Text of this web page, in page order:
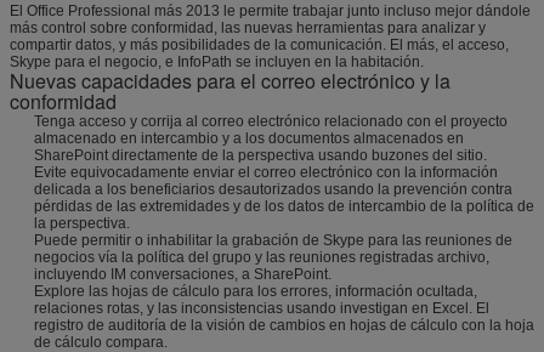
El Office Professional más 2013 le permite trabajar junto incluso mejor dándole
más control sobre conformidad, las nuevas herramientas para analizar y
compartir datos, y más posibilidades de la comunicación. El más, el acceso,
Skype para el negocio, e InfoPath se incluyen en la habitación.
Nuevas capacidades para el correo electrónico y la
conformidad
Tenga acceso y corrija al correo electrónico relacionado con el proyecto
almacenado en intercambio y a los documentos almacenados en
SharePoint directamente de la perspectiva usando buzones del sitio.
Evite equivocadamente enviar el correo electrónico con la información
delicada a los beneficiarios desautorizados usando la prevención contra
pérdidas de las extremidades y de los datos de intercambio de la política de
la perspectiva.
Puede permitir o inhabilitar la grabación de Skype para las reuniones de
negocios vía la política del grupo y las reuniones registradas archivo,
incluyendo IM conversaciones, a SharePoint.
Explore las hojas de cálculo para los errores, información ocultada,
relaciones rotas, y las inconsistencias usando investigan en Excel. El
registro de auditoría de la visión de cambios en hojas de cálculo con la hoja
de cálculo compara.